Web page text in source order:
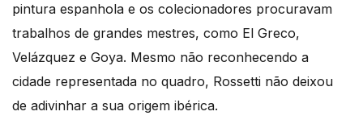
pintura espanhola e os colecionadores procuravam
trabalhos de grandes mestres, como El Greco,
Velázquez e Goya. Mesmo não reconhecendo a
cidade representada no quadro, Rossetti não deixou
de adivinhar a sua origem ibérica.